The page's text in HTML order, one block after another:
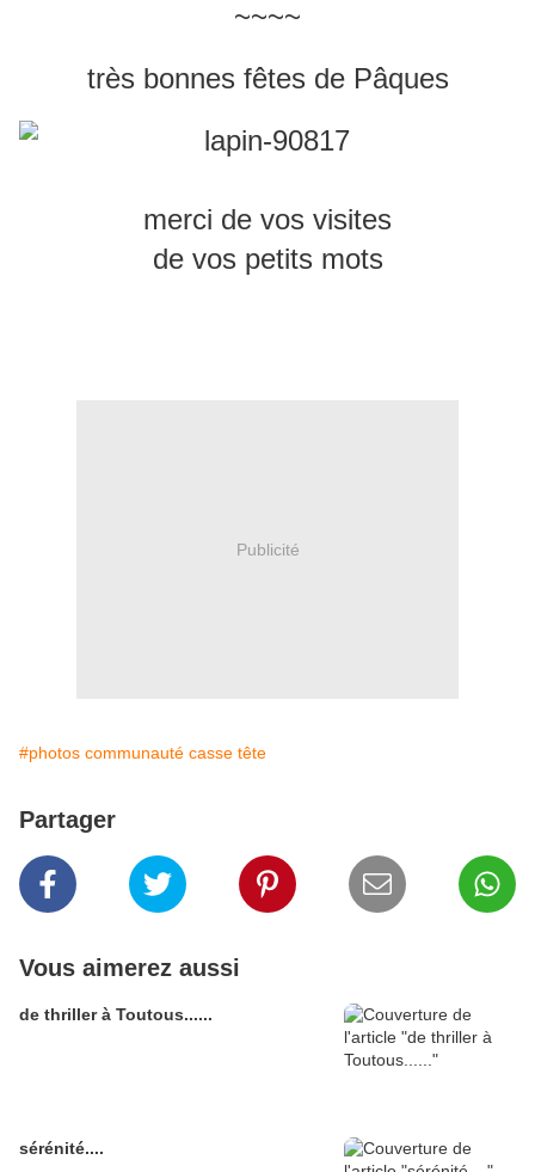
~~~~
très bonnes fêtes de Pâques
merci de vos visites
de vos petits mots
Publicité
#photos communauté casse tête
Partager
Vous aimerez aussi
de thriller à Toutous......
sérénité....